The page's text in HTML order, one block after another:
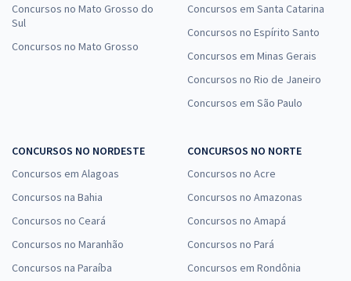
Concursos no Mato Grosso do
Sul
Concursos no Mato Grosso
Concursos em Santa Catarina
Concursos no Espírito Santo
Concursos em Minas Gerais
Concursos no Rio de Janeiro
Concursos em São Paulo
CONCURSOS NO NORDESTE
Concursos em Alagoas
Concursos na Bahia
Concursos no Ceará
Concursos no Maranhão
Concursos na Paraíba
CONCURSOS NO NORTE
Concursos no Acre
Concursos no Amazonas
Concursos no Amapá
Concursos no Pará
Concursos em Rondônia